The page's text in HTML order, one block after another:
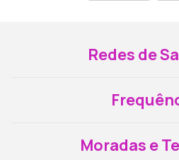
Redes de
Moradas e